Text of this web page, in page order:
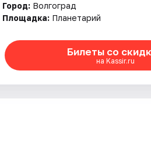
Город: Волгоград
Площадка: Планетарий
Билеты со
на Kassir.ru